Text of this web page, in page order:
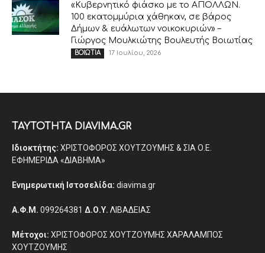
«Κυβερνητικό φιάσκο με το ΑΠΟΛΛΩΝ.
100 εκατομμύρια χάθηκαν, σε βάρος
Δήμων & ευάλωτων νοικοκυριών» –
Γιώργος Μουλκιώτης Βουλευτής Βοιωτίας
ΒΟΙΩΤΙΑ 17 Ιουλίου, 2026
ΤΑΥΤΟΤΗΤΑ DIAVIMA.GR
Ιδιοκτήτης: ΧΡΙΣΤΟΦΟΡΟΣ ΧΟΥΤΖΟΥΜΗΣ & ΣΙΑ Ο.Ε.
ΕΦΗΜΕΡΙΔΑ «ΔΙΑΒΗΜΑ»
Ενημερωτική Ιστοσελίδα: diavima.gr
Α.Φ.Μ. 099264381 Δ.Ο.Υ. ΛΙΒΑΔΕΙΑΣ
Μέτοχοι: ΧΡΙΣΤΟΦΟΡΟΣ ΧΟΥΤΖΟΥΜΗΣ ΧΑΡΑΛΑΜΠΟΣ
ΧΟΥΤΖΟΥΜΗΣ